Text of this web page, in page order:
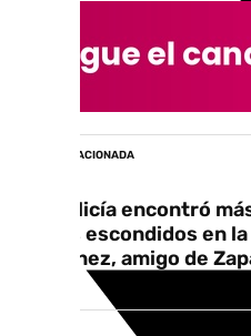
NOTICIA RELACIONADA
La Policía encontró
euros escondidos en
Martínez, amigo de